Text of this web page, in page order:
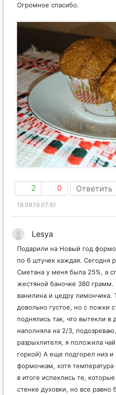
Огромное спасибо.
2 0 Ответить
18.09.19 07:51
Lesya
Подарили на Новый год
по 6 штучек каждая. Сегодня
Сметана у меня была 25%, а
жестяной баночке 380 грамм.
ванилина и цедру лимончика.
довольно густое, но с ложки
поднялись так, что вытекли в
наполняла на 2/3,
разрыхлителя, я положила
горкой) А еще подгорел низ
формочкам, хотя
в итоге испеклись те,
стенке духовки, но все равно